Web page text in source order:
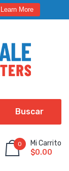
Learn More
Buscar
0
Mi Carrito
$0.00